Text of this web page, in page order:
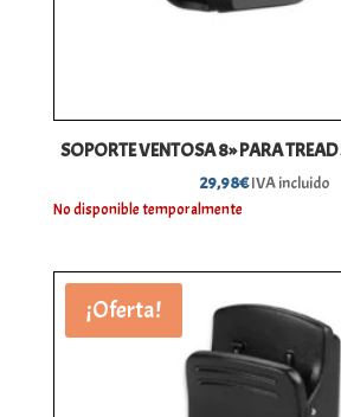
SOPORTE VENTOSA 8» PARA
29,98€IVA incluido
No disponible temporalmente
¡Oferta!